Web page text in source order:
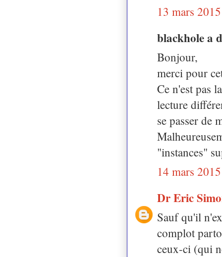
13 mars
blackhole a
Bonjour,
merci pour
Ce n'est pas
lecture
se passer de
"instances"
14 mars
Dr Eric
Sauf qu'il
complot
ceux-ci (qui